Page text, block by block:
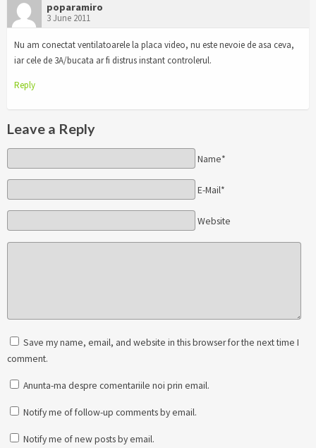
poparamiro
3 June 2011
Nu am conectat ventilatoarele la placa video, nu este nevoie de asa ceva,
iar cele de 3A/bucata ar fi distrus instant controlerul.
Reply
Leave a Reply
Name*
E-Mail*
Website
Save my name, email, and website in this browser for the next time I
comment.
Anunta-ma despre comentariile noi prin email.
Notify me of follow-up comments by email.
Notify me of new posts by email.